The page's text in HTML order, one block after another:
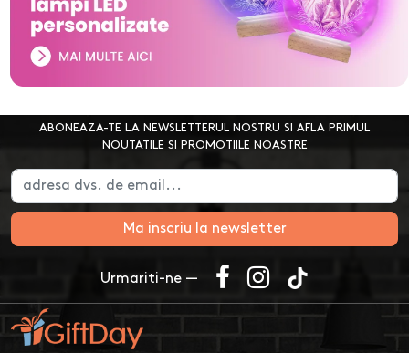
ABONEAZA-TE LA NEWSLETTERUL NOSTRU SI AFLA PRIMUL
NOUTATILE SI PROMOTIILE NOASTRE
Ma inscriu la newsletter
Urmariti-ne —